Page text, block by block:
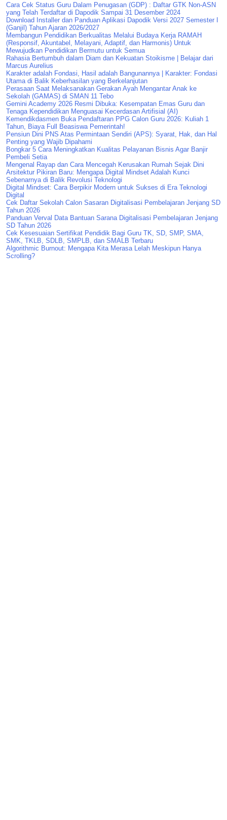
Cara Cek Status Guru Dalam Penugasan (GDP) : Daftar GTK Non-ASN
yang Telah Terdaftar di Dapodik Sampai 31 Desember 2024
Download Installer dan Panduan Aplikasi Dapodik Versi 2027 Semester I
(Ganjil) Tahun Ajaran 2026/2027
Membangun Pendidikan Berkualitas Melalui Budaya Kerja RAMAH
(Responsif, Akuntabel, Melayani, Adaptif, dan Harmonis) Untuk
Mewujudkan Pendidikan Bermutu untuk Semua
Rahasia Bertumbuh dalam Diam dan Kekuatan Stoikisme | Belajar dari
Marcus Aurelius
Karakter adalah Fondasi, Hasil adalah Bangunannya | Karakter: Fondasi
Utama di Balik Keberhasilan yang Berkelanjutan
Perasaan Saat Melaksanakan Gerakan Ayah Mengantar Anak ke
Sekolah (GAMAS) di SMAN 11 Tebo
Gemini Academy 2026 Resmi Dibuka: Kesempatan Emas Guru dan
Tenaga Kependidikan Menguasai Kecerdasan Artifisial (AI)
Kemendikdasmen Buka Pendaftaran PPG Calon Guru 2026: Kuliah 1
Tahun, Biaya Full Beasiswa Pemerintah!
Pensiun Dini PNS Atas Permintaan Sendiri (APS): Syarat, Hak, dan Hal
Penting yang Wajib Dipahami
Bongkar 5 Cara Meningkatkan Kualitas Pelayanan Bisnis Agar Banjir
Pembeli Setia
Mengenal Rayap dan Cara Mencegah Kerusakan Rumah Sejak Dini
Arsitektur Pikiran Baru: Mengapa Digital Mindset Adalah Kunci
Sebenarnya di Balik Revolusi Teknologi
Digital Mindset: Cara Berpikir Modern untuk Sukses di Era Teknologi
Digital
Cek Daftar Sekolah Calon Sasaran Digitalisasi Pembelajaran Jenjang SD
Tahun 2026
Panduan Verval Data Bantuan Sarana Digitalisasi Pembelajaran Jenjang
SD Tahun 2026
Cek Kesesuaian Sertifikat Pendidik Bagi Guru TK, SD, SMP, SMA,
SMK, TKLB, SDLB, SMPLB, dan SMALB Terbaru
Algorithmic Burnout: Mengapa Kita Merasa Lelah Meskipun Hanya
Scrolling?